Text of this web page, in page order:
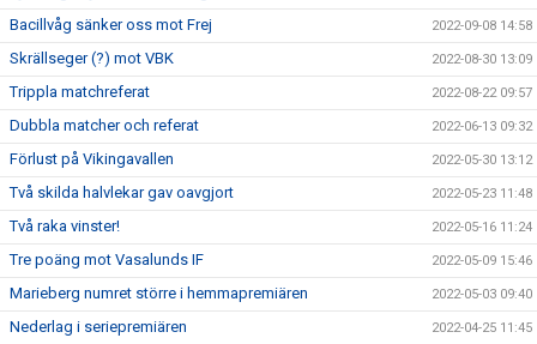
Bacillvåg sänker oss mot Frej 2022-09-08 14:58
Skrällseger (?) mot VBK 2022-08-30 13:09
Trippla matchreferat 2022-08-22 09:57
Dubbla matcher och referat 2022-06-13 09:32
Förlust på Vikingavallen 2022-05-30 13:12
Två skilda halvlekar gav oavgjort 2022-05-23 11:48
Två raka vinster! 2022-05-16 11:24
Tre poäng mot Vasalunds IF 2022-05-09 15:46
Marieberg numret större i hemmapremiären 2022-05-03 09:40
Nederlag i seriepremiären 2022-04-25 11:45